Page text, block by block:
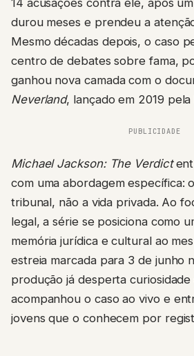
14 acusações contra ele, após
durou meses e prendeu a
Mesmo décadas depois, o caso
centro de debates sobre fama,
ganhou nova camada com o
Neverland, lançado em 2019 pela
PUBLICIDADE
Michael Jackson: The Verdict
com uma abordagem específica:
tribunal, não a vida privada. Ao
legal, a série se posiciona como
memória jurídica e cultural ao
estreia marcada para 3 de junho
produção já desperta
acompanhou o caso ao vivo e
jovens que o conhecem por